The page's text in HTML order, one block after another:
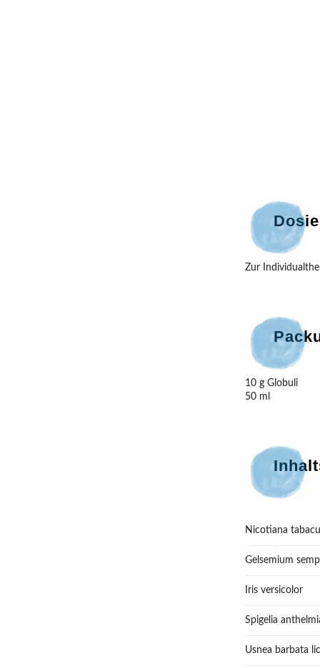
Zur
10 g Globuli
50 ml
Nicotiana
Gelsemium
Iris versicolor
Spigelia
Usnea barbata